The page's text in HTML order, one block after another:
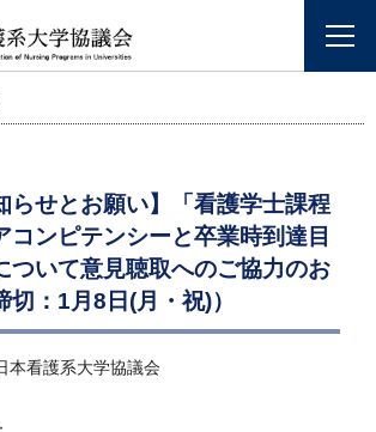
らせとお願い】「看護学士課程
コンピテンシーと卒業時到達目
ついて意見聴取へのご協力のお
切：1月8日(月・祝)）
看護系大学協議会